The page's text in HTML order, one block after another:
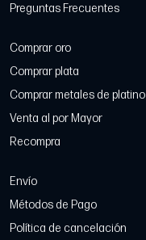
Preguntas Frecuentes
Comprar oro
Comprar plata
Comprar metales de platino
Venta al por Mayor
Recompra
Envío
Métodos de Pago
Política de cancelación